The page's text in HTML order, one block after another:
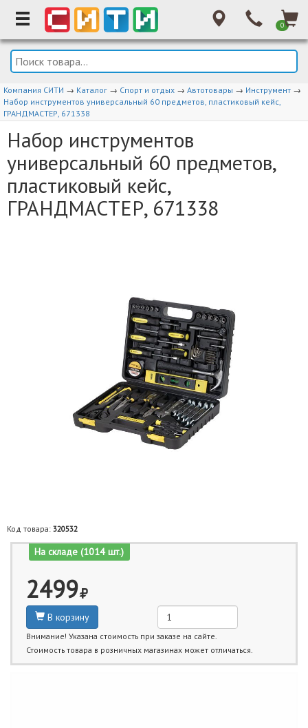
0
Компания СИТИ → Каталог → Спорт и отдых → Автотовары → Инструмент →
Набор инструментов универсальный 60 предметов, пластиковый кейс,
ГРАНДМАСТЕР, 671338
Набор инструментов
универсальный 60 предметов,
пластиковый кейс,
ГРАНДМАСТЕР, 671338
Код товара: 320532
На складе (1014 шт.)
2499
В корзину
Внимание! Указана стоимость при заказе на сайте.
Стоимость товара в розничных магазинах может отличаться.